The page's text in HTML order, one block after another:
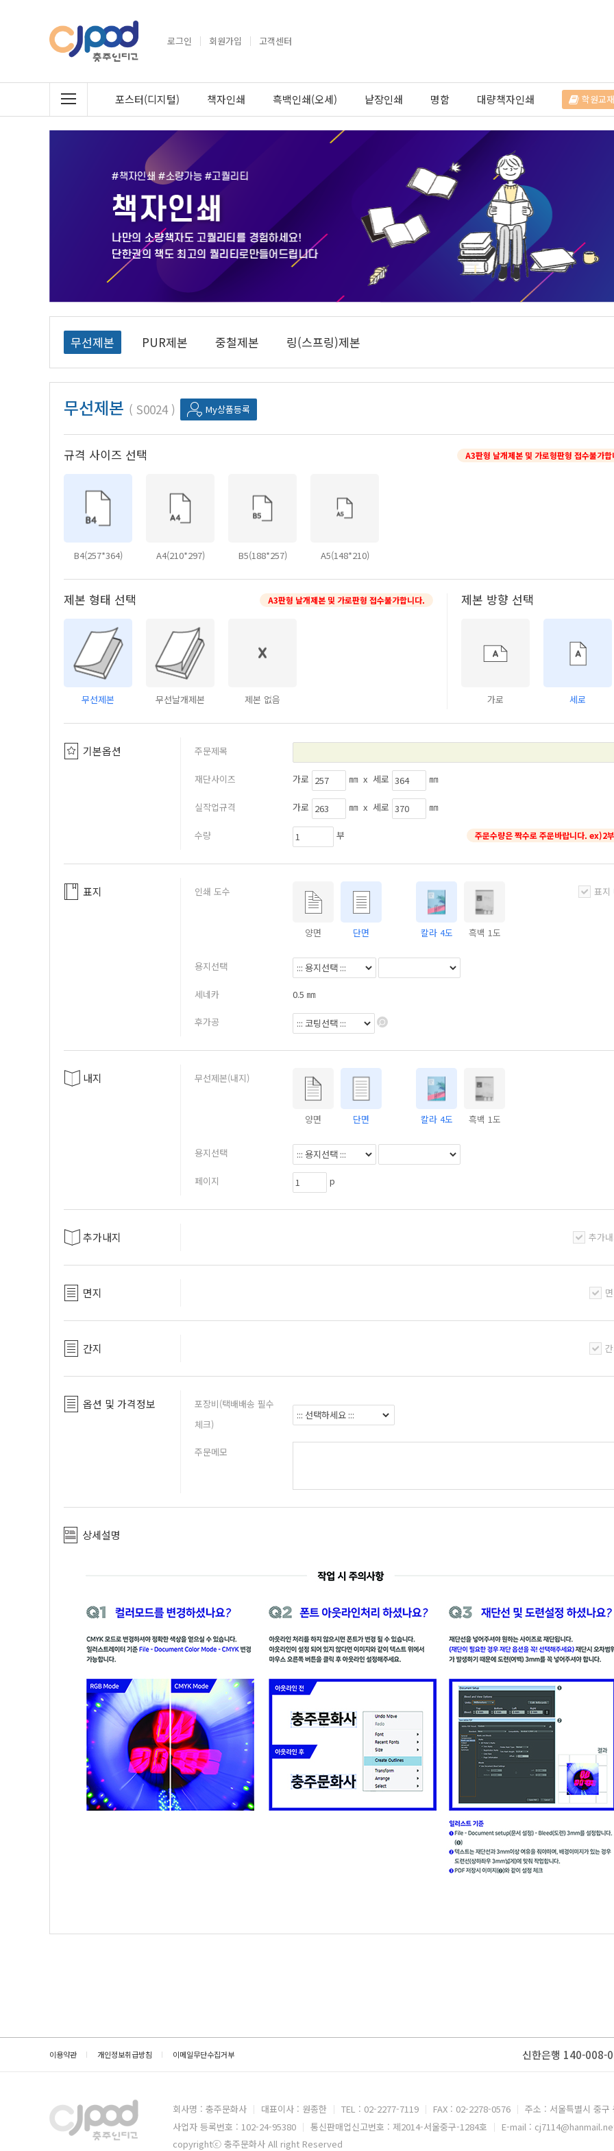
로그인 회원가입 고객센터
포스터(디지털) 책자인쇄 흑백인쇄(오세) 낱장인쇄 명함 대량책자인쇄 학원교재
무선제본 PUR제본 중철제본 링(스프링)제본
무선제본 S0024 My상품등록
규격 사이즈 선택 A3판형 날개제본 및 가로형판형 접수불가합
B4(257*364) A4(210*297) B5(188*257) A5(148*210)
제본 형태 선택 A3판형 날개제본 및 가로판형 접수불가합니다.
무선제본 무선날개제본 제본 없음
제본 방향 선택
가로 세로
기본옵션 주문제목
재단사이즈 가로 ㎜ x 세로 ㎜
실작업규격 가로 ㎜ x 세로 ㎜
수량 부 주문수량은 짝수로 주문바랍니다. ex)2
표지
표지 인쇄 도수
양면 단면 칼라 4도 흑백 1도
용지선택
세네카 0.5 ㎜
후가공
내지 무선제본(내지)
양면 단면 칼라 4도 흑백 1도
용지선택
페이지 p
추가
추가내지
면지
간지
옵션 및 가격정보
포장비(택배배송 필수
체크)
주문메모
상세설명
이용약관 개인정보취급방침 이메일무단수집거부 신한은행 140-008-
회사명 : 충주문화사 대표이사 : 원종한 TEL : 02-2277-7119 FAX : 02-2278-0576
주소 : 서울특별시 중구
사업자 등록번호 : 102-24-95380
통신판매업신고번호 : 제2014-서울중구-1284호 E-mail :
copyrightⓒ 충주문화사 All right Reserved